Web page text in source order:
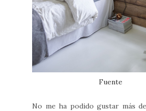
Fuente
No me ha podido gustar más